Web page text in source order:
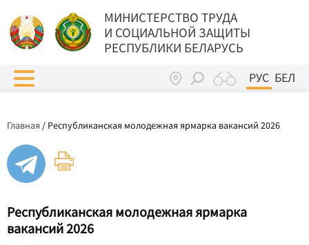
МИНИСТЕРСТВО ТРУДА
И СОЦИАЛЬНОЙ ЗАЩИТЫ
РЕСПУБЛИКИ БЕЛАРУСЬ
РУС БЕЛ
Главная / Республиканская молодежная ярмарка вакансий 2026
Республиканская молодежная ярмарка
вакансий 2026